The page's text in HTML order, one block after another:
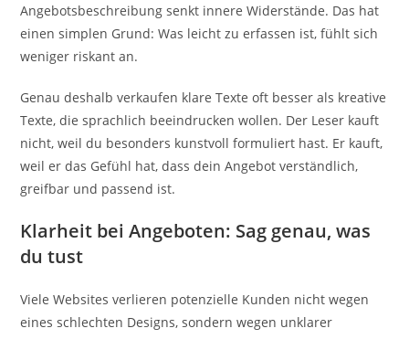
Angebotsbeschreibung senkt innere Widerstände. Das hat
einen simplen Grund: Was leicht zu erfassen ist, fühlt sich
weniger riskant an.
Genau deshalb verkaufen klare Texte oft besser als kreative
Texte, die sprachlich beeindrucken wollen. Der Leser kauft
nicht, weil du besonders kunstvoll formuliert hast. Er kauft,
weil er das Gefühl hat, dass dein Angebot verständlich,
greifbar und passend ist.
Klarheit bei Angeboten: Sag genau, was
du tust
Viele Websites verlieren potenzielle Kunden nicht wegen
eines schlechten Designs, sondern wegen unklarer